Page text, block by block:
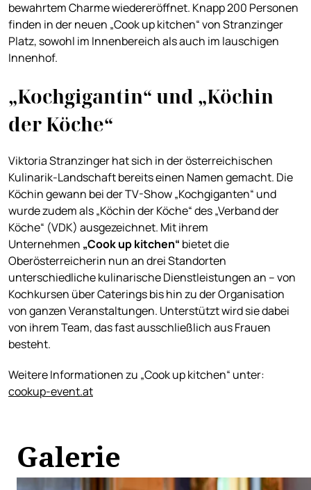
bewahrtem Charme wiedereröffnet. Knapp 200 Personen
finden in der neuen „Cook up kitchen“ von Stranzinger
Platz, sowohl im Innenbereich als auch im lauschigen
Innenhof.
„Kochgigantin“ und „Köchin
der Köche“
Viktoria Stranzinger hat sich in der österreichischen
Kulinarik-Landschaft bereits einen Namen gemacht. Die
Köchin gewann bei der TV-Show „Kochgiganten“ und
wurde zudem als „Köchin der Köche“ des „Verband der
Köche“ (VDK) ausgezeichnet. Mit ihrem
Unternehmen „Cook up kitchen“ bietet die
Oberösterreicherin nun an drei Standorten
unterschiedliche kulinarische Dienstleistungen an – von
Kochkursen über Caterings bis hin zu der Organisation
von ganzen Veranstaltungen. Unterstützt wird sie dabei
von ihrem Team, das fast ausschließlich aus Frauen
besteht.
Weitere Informationen zu „Cook up kitchen“ unter:
cookup-event.at
Galerie